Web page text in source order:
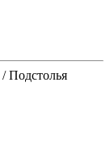
/ Подстолья